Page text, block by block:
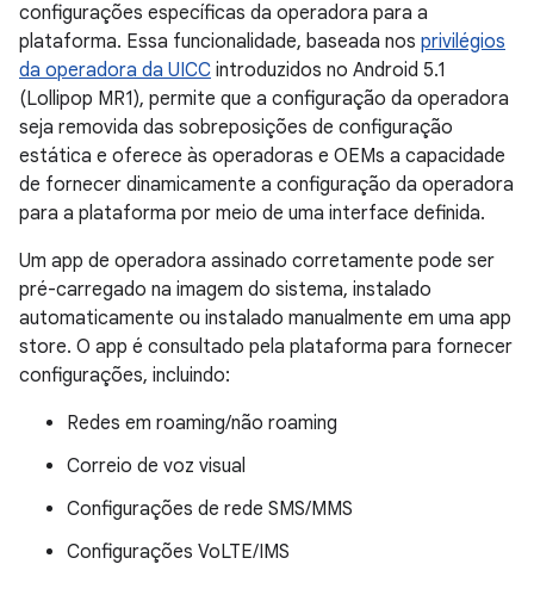
configurações específicas da operadora para a
plataforma. Essa funcionalidade, baseada nos privilégios
da operadora da UICC introduzidos no Android 5.1
(Lollipop MR1), permite que a configuração da operadora
seja removida das sobreposições de configuração
estática e oferece às operadoras e OEMs a capacidade
de fornecer dinamicamente a configuração da operadora
para a plataforma por meio de uma interface definida.
Um app de operadora assinado corretamente pode ser
pré-carregado na imagem do sistema, instalado
automaticamente ou instalado manualmente em uma app
store. O app é consultado pela plataforma para fornecer
configurações, incluindo:
Redes em roaming/não roaming
Correio de voz visual
Configurações de rede SMS/MMS
Configurações VoLTE/IMS